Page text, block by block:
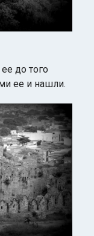
до того
ее и нашли.